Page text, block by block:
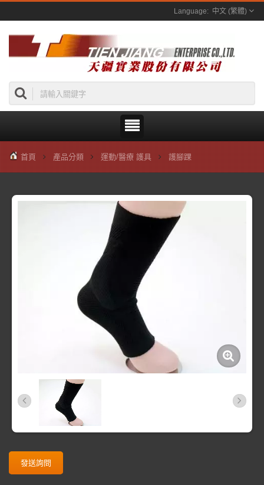
中文 (繁體)
首頁 產品分類 運動/醫療 護具 護腳踝
發送詢問